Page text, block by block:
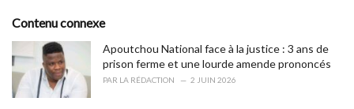
e
r
e
Contenu connexe
Apoutchou National face à la justice : 3 ans de
prison ferme et une lourde amende prononcés
PAR LA RÉDACTION 2 JUIN 2026